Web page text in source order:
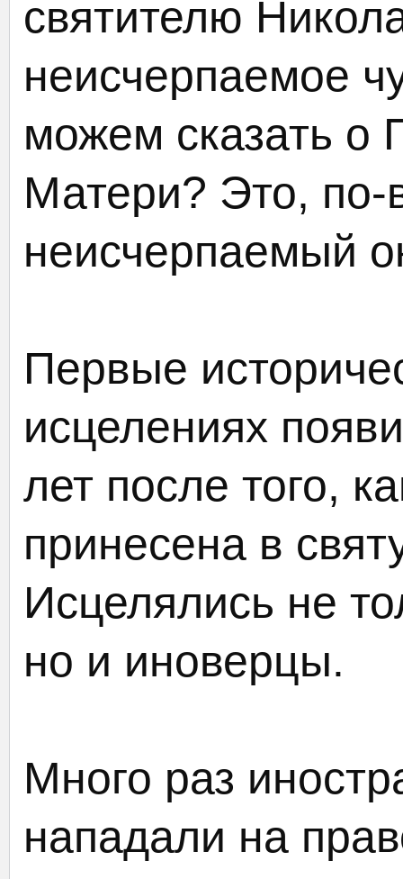
святителю
неисчерпаемое
можем сказать о
Матери? Это, по-
неисчерпаемый
Первые
исцелениях
лет после того,
принесена в
Исцелялись не
но и иноверцы.
Много раз
нападали на